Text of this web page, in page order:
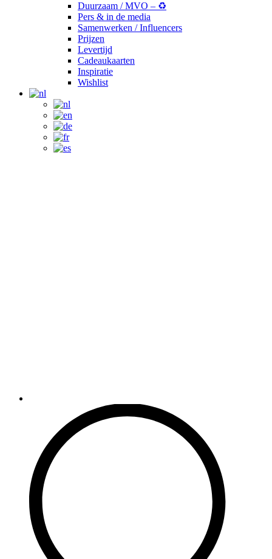
Duurzaam / MVO – ♻️
Pers & in de media
Samenwerken / Influencers
Prijzen
Levertijd
Cadeaukaarten
Inspiratie
Wishlist